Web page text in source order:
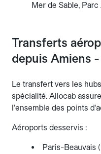
Mer de Sable,
Transferts
depuis Amiens
Le transfert vers les
spécialité. Allocab
l'ensemble des points
Aéroports desservis :
Paris-Beauvais